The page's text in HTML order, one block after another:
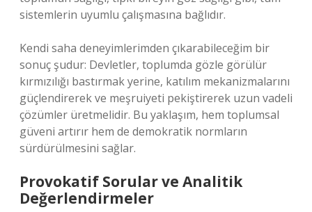
sistemlerin uyumlu çalışmasına bağlıdır.
Kendi saha deneyimlerimden çıkarabileceğim bir
sonuç şudur: Devletler, toplumda gözle görülür
kırmızılığı bastırmak yerine, katılım mekanizmalarını
güçlendirerek ve meşruiyeti pekiştirerek uzun vadeli
çözümler üretmelidir. Bu yaklaşım, hem toplumsal
güveni artırır hem de demokratik normların
sürdürülmesini sağlar.
Provokatif Sorular ve Analitik
Değerlendirmeler